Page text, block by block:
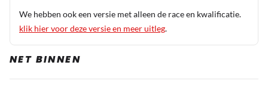
We hebben ook een versie met alleen de race en kwalificatie.
klik hier voor deze versie en meer uitleg.
NET BINNEN